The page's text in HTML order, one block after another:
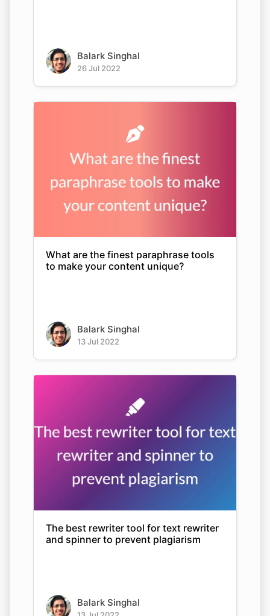
Balark Singhal
26 Jul 2022
What are the finest paraphrase tools
to make your content unique?
Balark Singhal
13 Jul 2022
The best rewriter tool for text rewriter
and spinner to prevent plagiarism
Balark Singhal